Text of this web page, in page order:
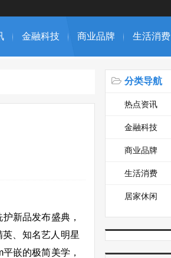
金融科技 商业品牌 生活消费
新品发布盛典，
、知名艺人明星
嵌的极简美学，
分类导航
热点资讯
金融科技
商业品牌
生活消费
居家休闲